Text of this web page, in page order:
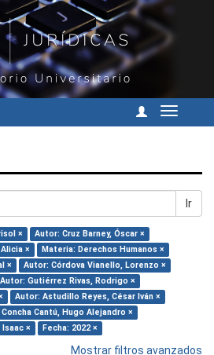
Cambiar
Ir
×
Autor: Cruz Barney, Óscar ×
×
Materia: Derechos Humanos ×
×
Autor: Córdova Vianello, Lorenzo ×
Autor: Gutiérrez Rivas, Rodrigo ×
Autor: Astudillo Reyes, César Iván ×
Cantú, Hugo Alejandro ×
×
Fecha: 2022 ×
Mostrar filtros avanzados